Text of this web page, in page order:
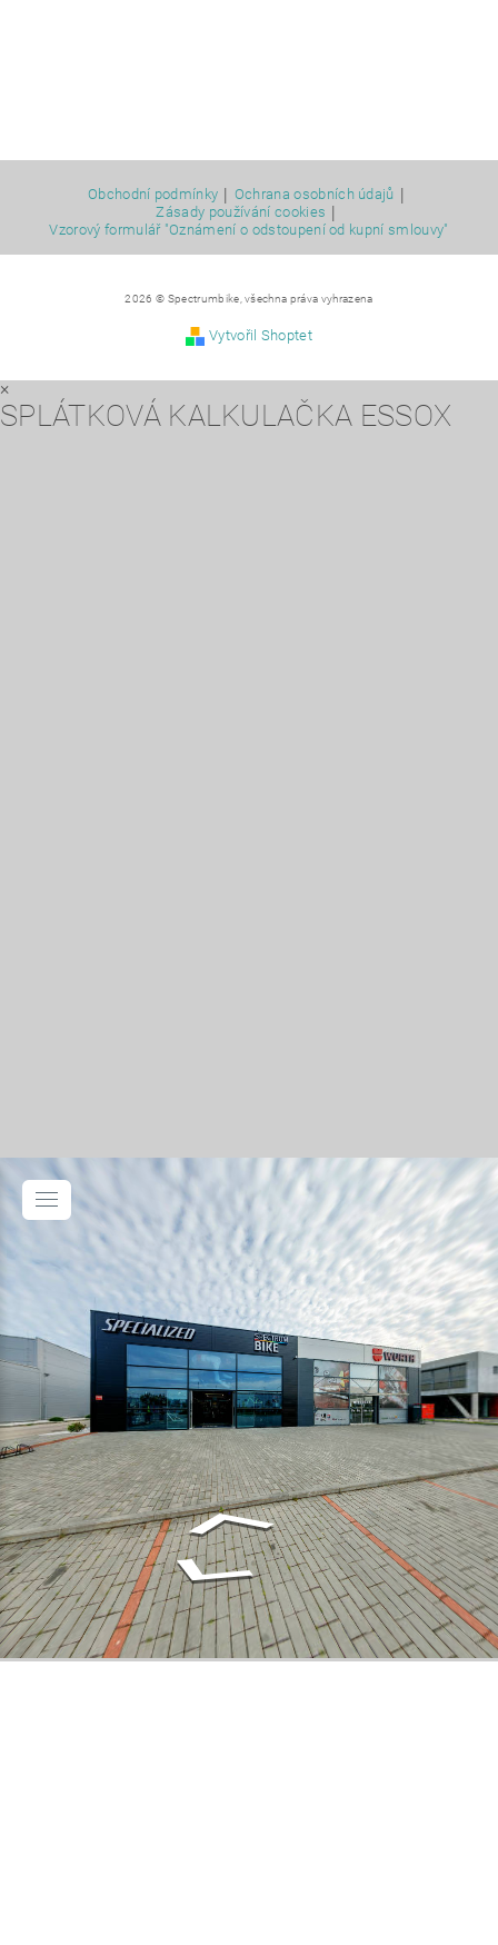
Obchodní podmínky | Ochrana osobních údajů |
Zásady používání cookies |
Vzorový formulář "Oznámení o odstoupení od kupní smlouvy"
2026 © Spectrumbike, všechna práva vyhrazena
Vytvořil Shoptet
×
SPLÁTKOVÁ KALKULAČKA ESSOX